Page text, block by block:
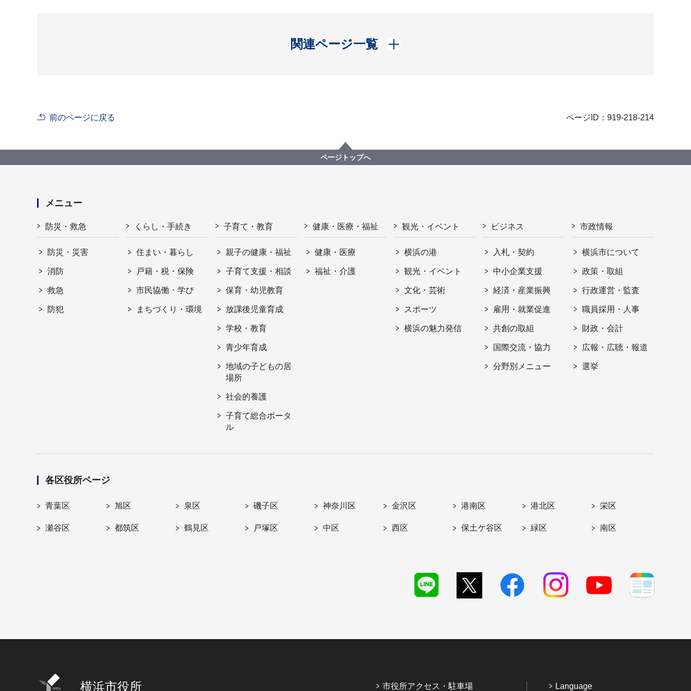
関連ページ一覧
開く
前のページに戻る ページID：919-218-214
ページトップへ
メニュー
防災・救急
防災・災害
消防
救急
防犯
くらし・手続き
住まい・暮らし
戸籍・税・保険
市民協働・学び
まちづくり・環境
子育て・教育
親子の健康・福祉
子育て支援・相談
保育・幼児教育
放課後児童育成
学校・教育
青少年育成
地域の子どもの居
場所
社会的養護
子育て総合ポータ
ル
健康・医療・福祉
健康・医療
福祉・介護
観光・イベント
横浜の港
観光・イベント
文化・芸術
スポーツ
横浜の魅力発信
ビジネス
入札・契約
中小企業支援
経済・産業振興
雇用・就業促進
共創の取組
国際交流・協力
分野別メニュー
市政情報
横浜市について
政策・取組
行政運営・監査
職員採用・人事
財政・会計
広報・広聴・報道
選挙
各区役所ページ
青葉区 旭区 泉区 磯子区 神奈川区 金沢区 港南区 港北区 栄区
瀬谷区 都筑区 鶴見区 戸塚区 中区 西区 保土ケ谷区 緑区 南区
横浜市役所 市役所アクセス・駐車場 Language